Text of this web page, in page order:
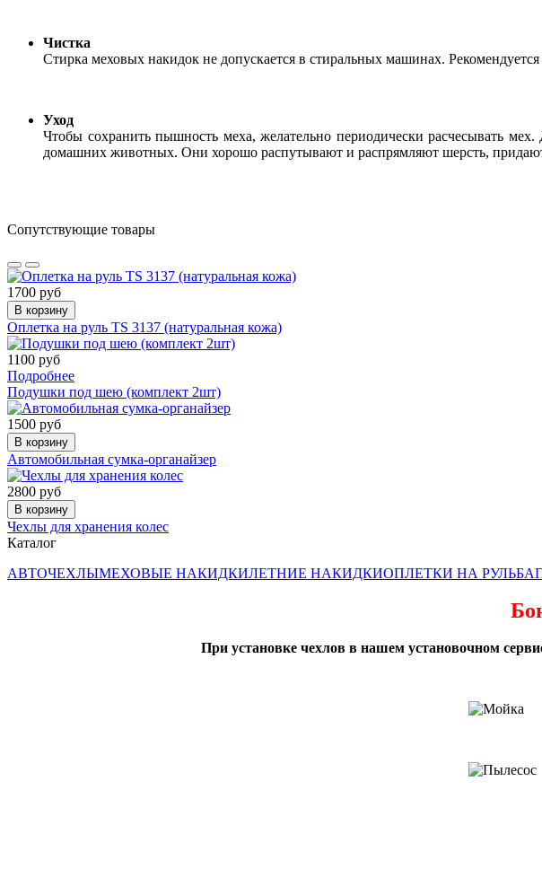
Чистка
Стирка меховых накидок не допускается в стиральных машинах.
Уход
Чтобы сохранить пышность меха, желательно периодически расчесывать
домашних животных. Они хорошо распутывают и распрямляют шерсть,
Сопутствующие товары
1700 руб
В корзину
Оплетка на руль TS 3137 (натуральная кожа)
1100 руб
Подробнее
Подушки под шею (комплект 2шт)
1500 руб
В корзину
Автомобильная сумка-органайзер
2800 руб
В корзину
Чехлы для хранения колес
Каталог
АВТОЧЕХЛЫМЕХОВЫЕ НАКИДКИЛЕТНИЕ НАКИДКИОПЛЕТКИ НА РУЛЬ
При установке чехлов в нашем установочном